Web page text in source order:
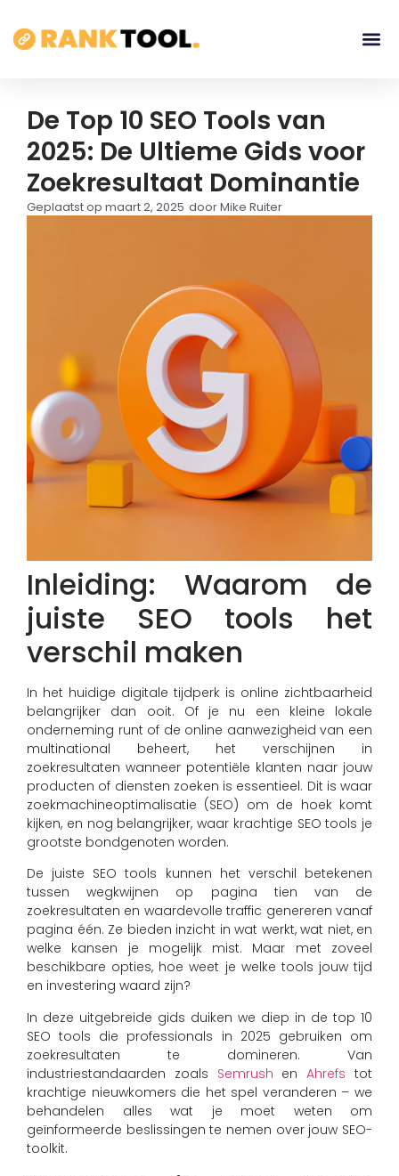
De Top 10 SEO Tools van
2025: De Ultieme Gids voor
Zoekresultaat Dominantie
Geplaatst op maart 2, 2025 doorMike Ruiter
Inleiding: Waarom de
juiste SEO tools het
verschil maken
In het huidige digitale tijdperk is online zichtbaarheid
belangrijker dan ooit. Of je nu een kleine lokale
onderneming runt of de online aanwezigheid van een
multinational beheert, het verschijnen in
zoekresultaten wanneer potentiële klanten naar jouw
producten of diensten zoeken is essentieel. Dit is waar
zoekmachineoptimalisatie (SEO) om de hoek komt
kijken, en nog belangrijker, waar krachtige SEO tools je
grootste bondgenoten worden.
De juiste SEO tools kunnen het verschil betekenen
tussen wegkwijnen op pagina tien van de
zoekresultaten en waardevolle traffic genereren vanaf
pagina één. Ze bieden inzicht in wat werkt, wat niet, en
welke kansen je mogelijk mist. Maar met zoveel
beschikbare opties, hoe weet je welke tools jouw tijd
en investering waard zijn?
In deze uitgebreide gids duiken we diep in de top 10
SEO tools die professionals in 2025 gebruiken om
zoekresultaten te domineren. Van
industriestandaarden zoals Semrush enAhrefs tot
krachtige nieuwkomers die het spel veranderen – we
behandelen alles wat je moet weten om
geïnformeerde beslissingen te nemen over jouw SEO-
toolkit.